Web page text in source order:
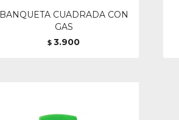
BANQUETA CUADRADA CON
GAS
$ 3.900